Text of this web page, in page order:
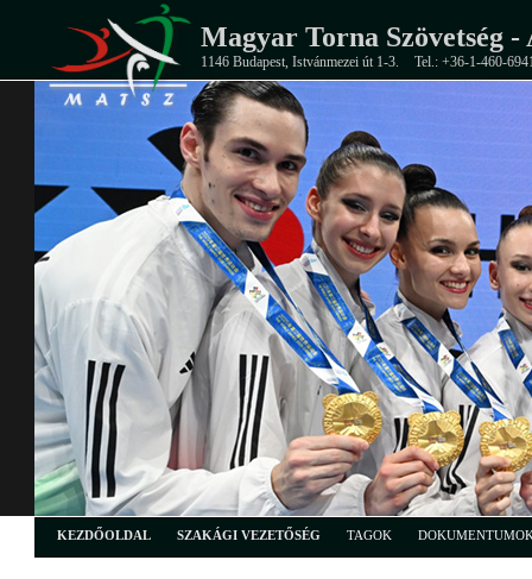
Magyar Torna Szövetség -
1146 Budapest, Istvánmezei út 1-3. Tel.: +36-1-460-
KEZDŐOLDAL SZAKÁGI VEZETŐSÉG TAGOK